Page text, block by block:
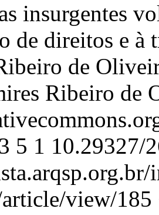
insurgentes
de direitos e à
de
Ribeiro de
5 1 10.29327/
view/185